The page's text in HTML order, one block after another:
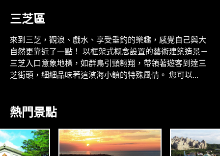
三芝區
來到三芝，觀浪、戲水、享受垂釣的樂趣，感覺自己與大
自然更靠近了一點！ 以框架式概念設置的藝術建築造景－
三芝入口意象地標，如群鳥引頸翱翔，帶領著遊客到達三
芝街頭，細細品味著這濱海小鎮的特殊風情。 您可以...
熱門景點